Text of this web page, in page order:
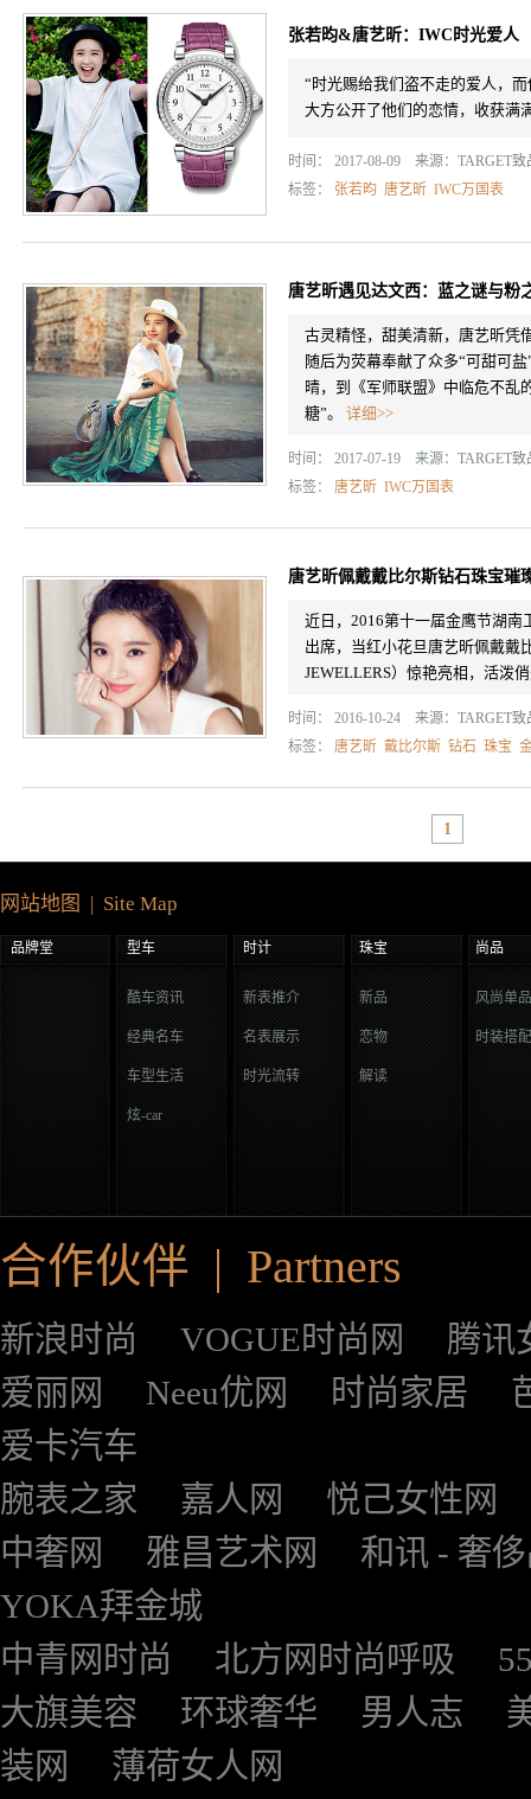
张若昀&唐艺昕：IWC时光爱人
“时光赐给我们盗不走的爱人，
大方公开了他们的恋情，收获满
时间： 2017-08-09 来源： TARGET致
标签： 张若昀 唐艺昕 IWC万国表
唐艺昕遇见达文西：蓝之谜与粉
古灵精怪，甜美清新，唐艺昕凭
随后为荧幕奉献了众多“可甜可
晴，到《军师联盟》中临危不乱
糖”。 详细>>
时间： 2017-07-19 来源： TARGET致
标签： 唐艺昕 IWC万国表
唐艺昕佩戴戴比尔斯钻石珠宝璀
近日，2016第十一届金鹰节湖
出席，当红小花旦唐艺昕佩戴戴
JEWELLERS）惊艳亮相，活泼
时间： 2016-10-24 来源： TARGET致
标签： 唐艺昕 戴比尔斯 钻石 珠宝
1
网站地图 | Site Map
品牌堂 型车 时计 珠宝 尚品
酷车资讯
经典名车
车型生活
炫-car
新表推介
名表展示
时光流转
新品
恋物
解读
风尚单品
时装搭配
合作伙伴 | Partners
新浪时尚 VOGUE时尚网
腾讯
爱丽网
Neeu优网 时尚家居
爱卡汽车
腕表之家
嘉人网
悦己女性网
中奢网
雅昌艺术网
和讯 - 奢
YOKA拜金城
中青网时尚
北方网时尚呼吸
大旗美容
环球奢华 男人志
装网
薄荷女人网